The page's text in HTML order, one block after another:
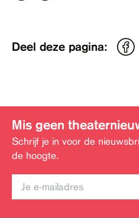
Deel deze pagina:
Mis geen
Schrijf je in voor de
de hoogte.